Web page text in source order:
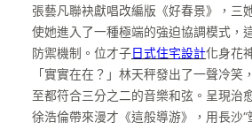
張藝凡聯袂獻唱改編版《好春景》，三
使她進入了一種極端的強迫協調模式，
防禦機制。位才子日式住宅設計化身花
「實實在在？」林天秤發出了一聲冷笑
至都符合三分之二的音樂和弦。呈現治
徐浩倫帶來漫才《這般導游》，用長沙“